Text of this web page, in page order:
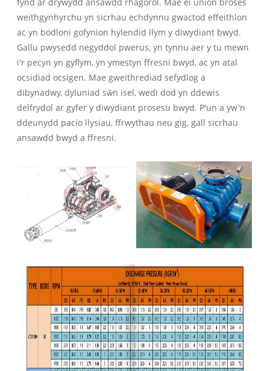
weithgynhyrchu yn sicrhau echdynnu gwactod effeithlon
ac yn bodloni gofynion hylendid llym y diwydiant bwyd.
Gallu pwysedd negyddol pwerus, yn tynnu aer y tu mewn
i'r pecyn yn gyflym, yn ymestyn ffresni bwyd, ac yn atal
ocsidiad ocsigen. Mae gweithrediad sefydlog a
dibynadwy, dyluniad sŵn isel, wedi dod yn ddewis
delfrydol ar gyfer y diwydiant prosesu bwyd. P'un a yw'n
ddeunydd pacio llysiau, ffrwythau neu gig, gall sicrhau
ansawdd bwyd a ffresni.